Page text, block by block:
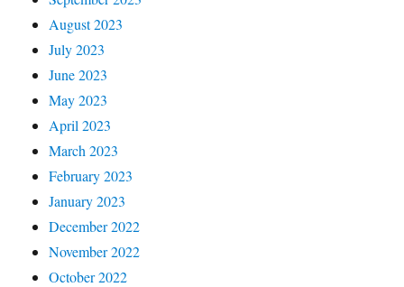
August 2023
July 2023
June 2023
May 2023
April 2023
March 2023
February 2023
January 2023
December 2022
November 2022
October 2022